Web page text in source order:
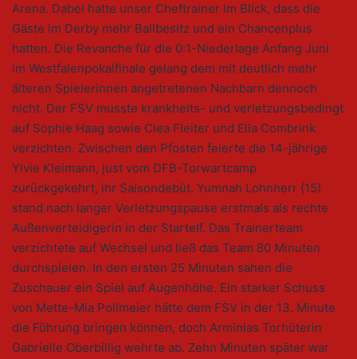
Arena. Dabei hatte unser Cheftrainer im Blick, dass die
Gäste im Derby mehr Ballbesitz und ein Chancenplus
hatten. Die Revanche für die 0:1-Niederlage Anfang Juni
im Westfalenpokalfinale gelang dem mit deutlich mehr
älteren Spielerinnen angetretenen Nachbarn dennoch
nicht. Der FSV musste krankheits- und verletzungsbedingt
auf Sophie Haag sowie Clea Fleiter und Ella Combrink
verzichten. Zwischen den Pfosten feierte die 14-jährige
Ylvie Kleimann, just vom DFB-Torwartcamp
zurückgekehrt, ihr Saisondebüt. Yumnah Lohnherr (15)
stand nach langer Verletzungspause erstmals als rechte
Außenverteidigerin in der Startelf. Das Trainerteam
verzichtete auf Wechsel und ließ das Team 80 Minuten
durchspielen. In den ersten 25 Minuten sahen die
Zuschauer ein Spiel auf Augenhöhe. Ein starker Schuss
von Mette-Mia Pollmeier hätte dem FSV in der 13. Minute
die Führung bringen können, doch Arminias Torhüterin
Gabrielle Oberbillig wehrte ab. Zehn Minuten später war